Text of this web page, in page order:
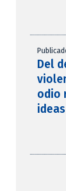
Del
odio
ideas